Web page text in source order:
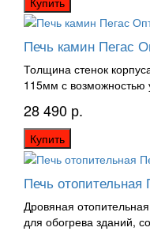
Печь камин Пегас
Толщина стенок
115мм с возможностью
28 490 р.
Купить
Печь отопительная
Дровяная
для обогрева зданий,